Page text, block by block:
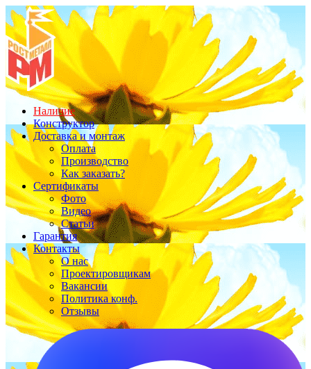
Наличие
Конструктор
Доставка и монтаж
Оплата
Производство
Как заказать?
Сертификаты
Фото
Видео
Статьи
Гарантия
Контакты
О нас
Проектировщикам
Вакансии
Политика конф.
Отзывы